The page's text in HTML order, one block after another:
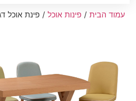
עמוד הבית / פינות אוכל / פינת אוכל